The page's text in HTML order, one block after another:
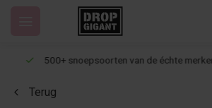
500+ snoepsoorten van de échte merken
Terug